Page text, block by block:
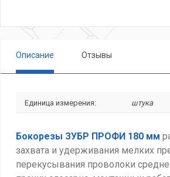
Описание Отзывы
Единица измерения: штука
Бокорезы ЗУБР ПРОФИ 180 мм
захвата и удерживания мелких
перекусывания проволоки